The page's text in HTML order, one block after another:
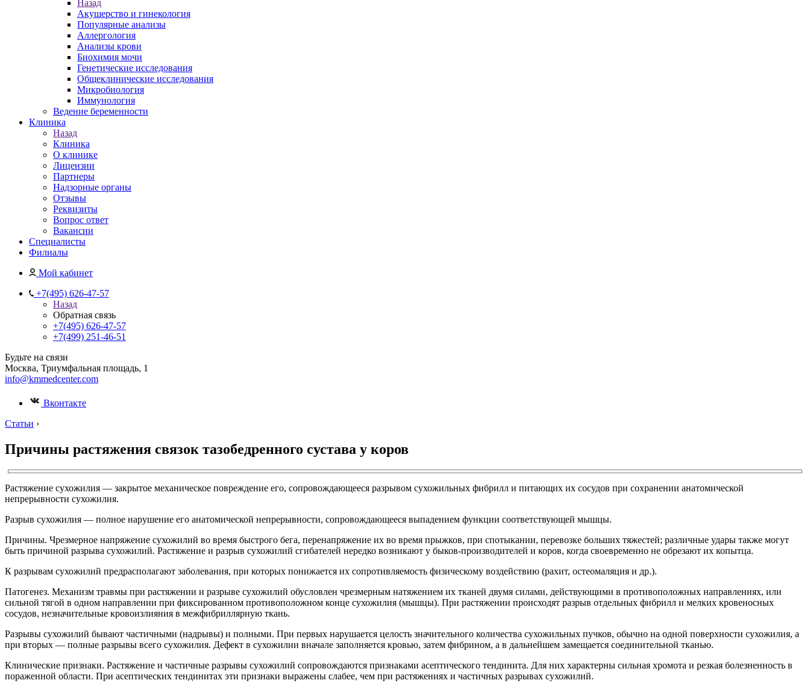
Назад
Акушерство и гинекология
Популярные анализы
Аллергология
Анализы крови
Биохимия мочи
Генетические исследования
Общеклинические исследования
Микробиология
Иммунология
Ведение беременности
Клиника
Назад
Клиника
О клинике
Лицензии
Партнеры
Надзорные органы
Отзывы
Реквизиты
Вопрос ответ
Вакансии
Специалисты
Филиалы
Мой кабинет
+7(495) 626-47-57
Назад
Обратная связь
+7(495) 626-47-57
+7(499) 251-46-51
Будьте на связи
Москва, Триумфальная площадь, 1
info@kmmedcenter.com
Вконтакте
Статьи ›
Причины растяжения связок тазобедренного сустава у коров
Растяжение сухожилия — закрытое механическое повреждение его, сопровождающееся разрывом сухожильных фибрилл и питающих их сосудов при сохранении анатомической
непрерывности сухожилия.
Разрыв сухожилия — полное нарушение его анатомической непрерывности, сопровождающееся выпадением функции соответствующей мышцы.
Причины. Чрезмерное напряжение сухожилий во время быстрого бега, перенапряжение их во время прыжков, при спотыкании, перевозке больших тяжестей; различные удары также могут
быть причиной разрыва сухожилий. Растяжение и разрыв сухожилий сгибателей нередко возникают у быков-производителей и коров, когда своевременно не обрезают их копытца.
К разрывам сухожилий предрасполагают заболевания, при которых понижается их сопротивляемость физическому воздействию (рахит, остеомаляция и др.).
Патогенез. Механизм травмы при растяжении и разрыве сухожилий обусловлен чрезмерным натяжением их тканей двумя силами, действующими в противоположных направлениях, или
сильной тягой в одном направлении при фиксированном противоположном конце сухожилия (мышцы). При растяжении происходят разрыв отдельных фибрилл и мелких кровеносных
сосудов, незначительные кровоизлияния в межфибриллярную ткань.
Разрывы сухожилий бывают частичными (надрывы) и полными. При первых нарушается целость значительного количества сухожильных пучков, обычно на одной поверхности сухожилия, а
при вторых — полные разрывы всего сухожилия. Дефект в сухожилии вначале заполняется кровью, затем фибрином, а в дальнейшем замещается соединительной тканью.
Клинические признаки. Растяжение и частичные разрывы сухожилий сопровождаются признаками асептического тендинита. Для них характерны сильная хромота и резкая болезненность в
пораженной области. При асептических тендинитах эти признаки выражены слабее, чем при растяжениях и частичных разрывах сухожилий.